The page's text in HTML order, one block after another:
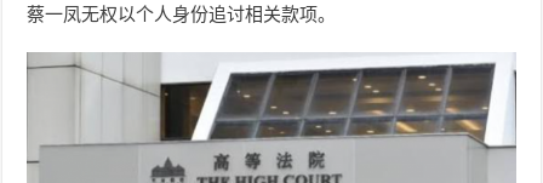
蔡一凤无权以个人身份追讨相关款项。